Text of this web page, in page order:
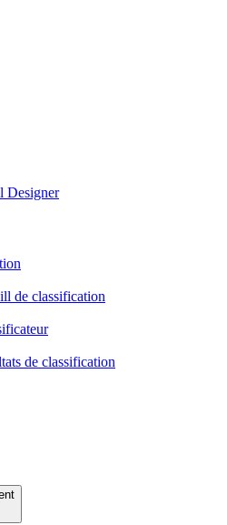
Designer
de classification
de classification